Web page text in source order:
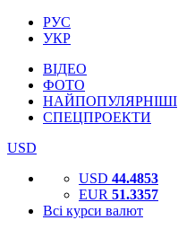
РУС
УКР
ВІДЕО
ФОТО
НАЙПОПУЛЯРНІШІ
СПЕЦПРОЕКТИ
USD
USD 44.4853
EUR 51.3357
Всі курси валют